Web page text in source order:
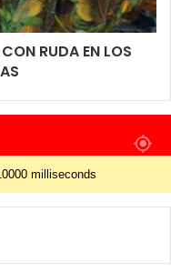
RUDA EN LOS
milliseconds